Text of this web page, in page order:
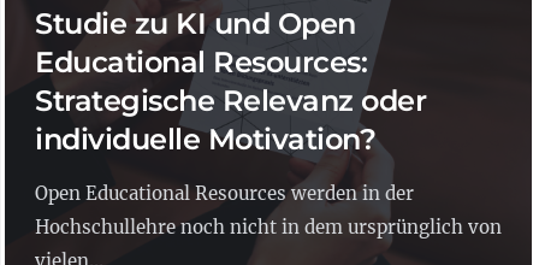
Studie zu KI und Open
Educational Resources:
Strategische Relevanz oder
individuelle Motivation?
Open Educational Resources werden in der
Hochschullehre noch nicht in dem ursprünglich von